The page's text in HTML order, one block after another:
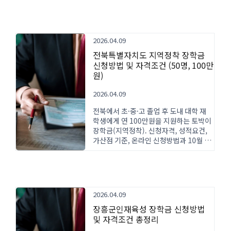
2026.04.09
전북특별자치도 지역정착 장학금
신청방법 및 자격조건 (50명, 100만
원)
2026.04.09
전북에서 초·중·고 졸업 후 도내 대학 재
학생에게 연 100만원을 지원하는 토박이
장학금(지역정착). 신청자격, 성적요건,
가산점 기준, 온라인 신청방법과 10월 접
2026.04.09
장흥군인재육성 장학금 신청방법
및 자격조건 총정리